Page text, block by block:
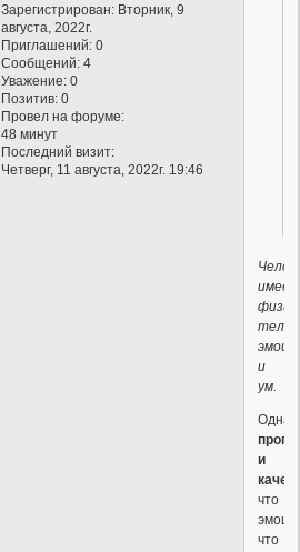
Зарегистрирован: Вторник, 9
августа, 2022г.
Приглашений: 0
Сообщений: 4
Уважение: 0
Позитив: 0
Провел на форуме:
48 минут
Последний визит:
Четверг, 11 августа, 2022г. 19:46
имеет
тело,
и
ум.
и
что
что